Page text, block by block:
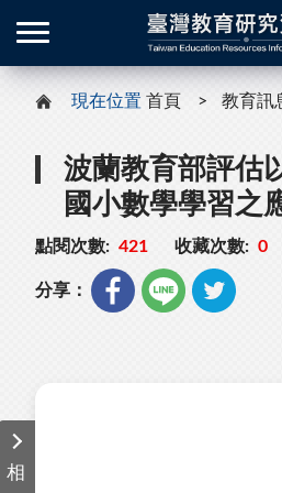
現在位置 首頁 教育訊
波蘭教育部評估
國小數學學習之
點閱次數: 421 收藏次數: 0
分享：
相